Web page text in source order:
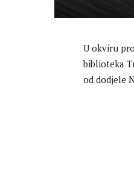
U okviru
biblioteka
od dodjele